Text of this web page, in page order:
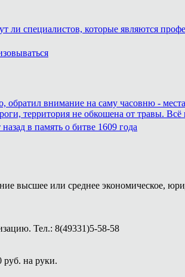
ли специалистов, которые являются
внимание на саму часовню -
территория не обкошена от травы.
в память о битве 1609 года
высшее или среднее экономическое,
Тел.: 8(49331)5-58-58
руб. на руки.